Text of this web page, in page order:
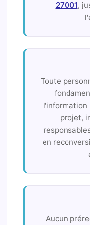
27001,
Toute
l'information
projet,
en
Aucun